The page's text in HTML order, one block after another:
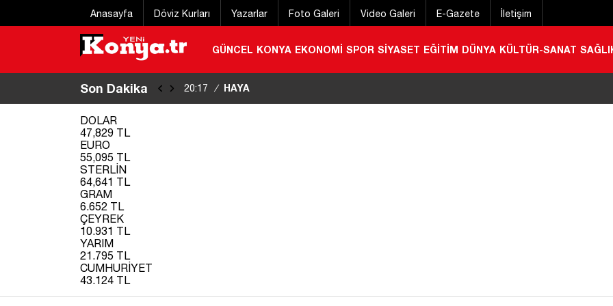
Anasayfa Döviz Kurları Yazarlar Foto Galeri Video Galeri E-Gazete İletişim
GÜNCEL KONYA EKONOMİ SPOR SİYASET EĞİTİM DÜNYA KÜLTÜR-SANAT
Son Dakika 20:17 / HAYAT 112’ye yoğun ilgi! 800 bin indirmeyi aştı
DOLAR
47,829 TL
EURO
55,095 TL
STERLİN
64,641 TL
GRAM
6.652 TL
ÇEYREK
10.931 TL
YARIM
21.795 TL
CUMHURİYET
43.124 TL